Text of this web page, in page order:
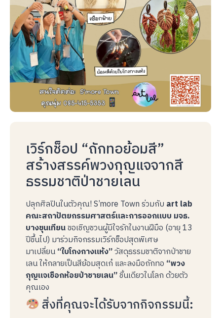
เวิร์กช็อป “ถักทอย้อมสี”
สร้างสรรค์พวงกุญแจจากสี
ธรรมชาติป่าชายเลน
ปลุกศิลปินในตัวคุณ! S’more Town ร่วมกับ art lab
คณะสถาปัตยกรรมศาสตร์และการออกแบบ มจธ.
บางขุนเทียนขอเชิญชวนผู้มีใจรักในงานฝีมือ (อายุ 13
ปีขึ้นไป) มาร่วมกิจกรรมเวิร์กช็อปสุดพิเศษ
มาเปลี่ยน“ใบโกงกางแห้ง”วัสดุธรรมชาติจากป่าชาย
เลน ให้กลายเป็นสีย้อมสุดเก๋ และลงมือถักทอ “พวง
กุญแจเชือกห้อยป่าชายเลน”ชิ้นเดียวในโลก ด้วยตัว
คุณเอง
สิ่งที่คุณจะได้รับจากกิจกรรมนี้: